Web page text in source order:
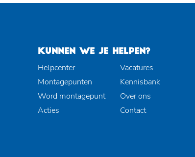
KUNNEN WE JE HELPEN?
Helpcenter
Montagepunten
Word montagepunt
Acties
Vacatures
Kennisbank
Over ons
Contact